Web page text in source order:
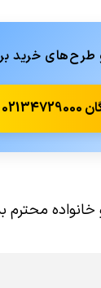
خرید
و خانواده